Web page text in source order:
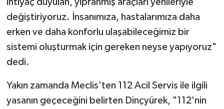
değiştiriyoruz. İnsanımıza, hastalarımıza daha
erken ve daha konforlu ulaşabileceğimiz bir
sistemi oluşturmak için gereken neyse yapıyoruz"
dedi.
Yakın zamanda Meclis'ten 112 Acil Servis ile ilgili
yasanın geçeceğini belirten Dinçyürek, "112'nin